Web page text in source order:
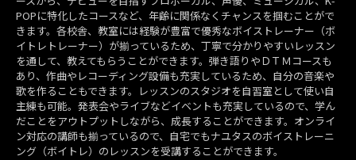
POPに特化したコースなど、年齢に関係なくチャンスを掴むことがで
きます。各校舎、教室には経験が豊富で優秀なボイストレーナー（ボ
イトレトレーナー）が揃っているため、丁寧で分かりやすいレッスン
を通して、教えてもらうことができます。弾き語りやＤＴＭコースも
あり、作曲やレコーディング設備も充実しているため、自分の音楽や
歌を作ることもできます。レッスンのスタジオを自習室として使い自
主練も可能。発表会やライブなどイベントも充実しているので、学ん
だことをアウトプットしながら、成長することができます。オンライ
ン対応の講師も揃っているので、自宅でもナユタスのボイストレーニ
ング（ボイトレ）のレッスンを受講することができます。